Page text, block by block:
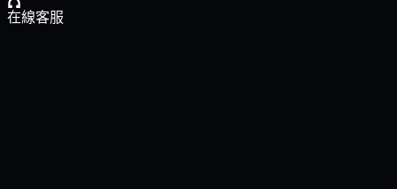
在線客服